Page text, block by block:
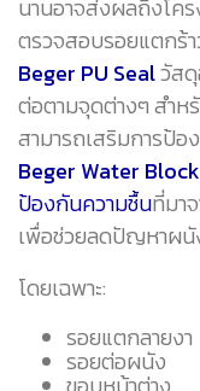
นานอาจส่งผลถึงโค
ตรวจสอบรอยแตกร้
Beger PU Sealวัส
ต่อตามจุดต่างๆ สำห
สามารถเสริมการป้
Beger Water
ป้องกันความชื้นที่มา
เพื่อช่วยลดปัญหาผ
โดยเฉพาะ:
รอยแตกลายงา
รอยต่อผนัง